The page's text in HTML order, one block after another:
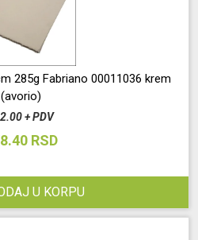
285g Fabriano 00011036 krem
(avorio)
+ PDV
RSD
U KORPU